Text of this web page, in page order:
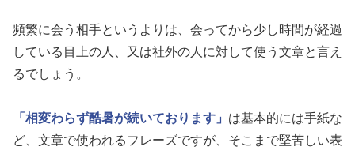
頻繁に会う相手というよりは、会ってから少し時間が経過
している目上の人、又は社外の人に対して使う文章と言え
るでしょう。
「相変わらず酷暑が続いております」 は基本的には手紙な
ど、文章で使われるフレーズですが、そこまで堅苦しい表